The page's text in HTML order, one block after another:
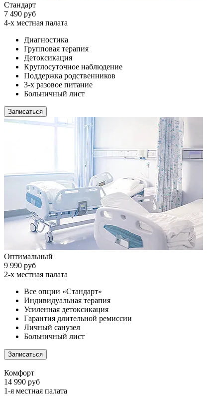
Стандарт
7 490 руб
4-х местная палата
Диагностика
Групповая терапия
Детоксикация
Круглосуточное наблюдение
Поддержка родственников
3-х разовое питание
Больничный лист
Записаться
Оптимальный
9 990 руб
2-х местная палата
Все опции «Стандарт»
Индивидуальная терапия
Усиленная детоксикация
Гарантия длительной ремиссии
Личный санузел
Больничный лист
Записаться
Комфорт
14 990 руб
1-я местная палата